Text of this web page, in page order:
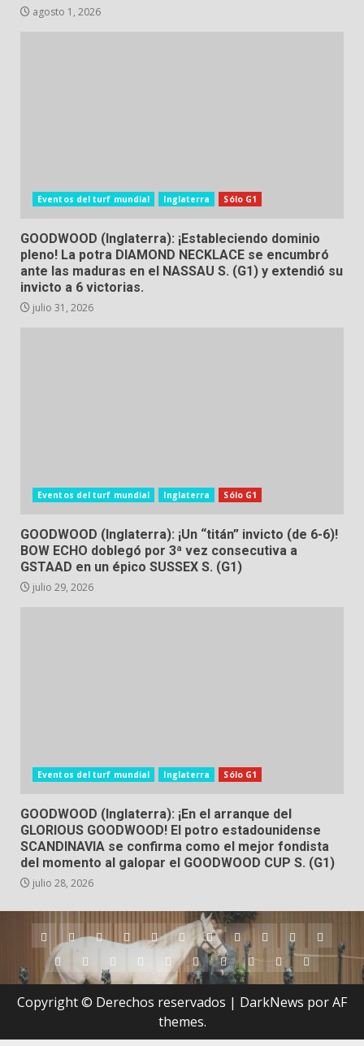
agosto 1, 2026
Eventos del turf mundial Inglaterra Sólo G1
GOODWOOD (Inglaterra): ¡Estableciendo dominio
pleno! La potra DIAMOND NECKLACE se encumbró
ante las maduras en el NASSAU S. (G1) y extendió su
invicto a 6 victorias.
julio 31, 2026
Eventos del turf mundial Inglaterra Sólo G1
GOODWOOD (Inglaterra): ¡Un “titán” invicto (de 6-6)!
BOW ECHO doblegó por 3ª vez consecutiva a
GSTAAD en un épico SUSSEX S. (G1)
julio 29, 2026
Eventos del turf mundial Inglaterra Sólo G1
GOODWOOD (Inglaterra): ¡En el arranque del
GLORIOUS GOODWOOD! El potro estadounidense
SCANDINAVIA se confirma como el mejor fondista
del momento al galopar el GOODWOOD CUP S. (G1)
julio 28, 2026
Argentina
AustraliaBrasilChileDubaiEstados
Unidos
Hong
Kong
Inglaterra
IrlandaJapónNueva
Zelanda
PanamáPerú
Puerto
Rico
QatarSingapurSuráfrica
UruguayVenezuelaHipódromos
(Dubai)
Copyright © Derechos reservados | DarkNews por AF
themes.